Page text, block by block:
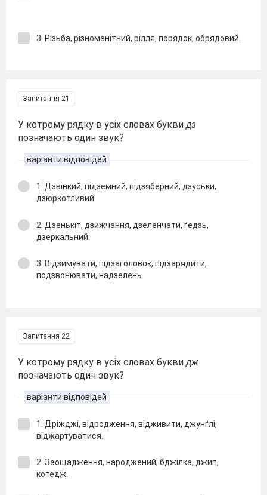
3. Різьба, різноманітний, рілля, порядок, обрядовий.
Запитання 21
У котрому рядку в усіх словах буквидз
позначають один звук?
варіанти відповідей
1. Дзвінкий, підземний, підзяберний, дзуськи,
дзюркотливий
2. Дзенькіт, дзижчання, дзеленчати, ґедзь,
дзеркальний.
3. Відзимувати, підзаголовок, підзарядити,
подзвонювати, надзелень.
Запитання 22
У котрому рядку в усіх словах букви дж
позначають один звук?
варіанти відповідей
1. Дріжджі, відродження, відживити, джунґлі,
віджартуватися.
2. Заощадження, народжений, бджілка, джип,
котедж.